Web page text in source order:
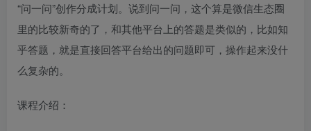
“问一问”创作分成计划。说到问一问，这个算是微信生态圈
里的比较新奇的了，和其他平台上的答题是类似的，比如知
乎答题，就是直接回答平台给出的问题即可，操作起来没什
么复杂的。
课程介绍：